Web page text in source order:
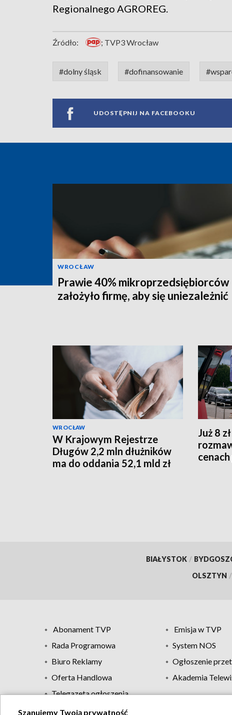
Regionalnego AGROREG.
Źródło: ; TVP3 Wrocław
#dolny śląsk #dofinansowanie
UDOSTĘPNIJ NA FACEBOOKU
WROCŁAW
Prawie 40% mikroprzedsiębiorców
założyło firmę, aby się uniezależnić
WROCŁAW
W Krajowym Rejestrze
Długów 2,2 mln dłużników
ma do oddania 52,1 mld zł
Już 8
BIAŁYSTOK /
OLSZTYN /
Abonament TVP Emisja w TVP
Rada Programowa
System NOS
Biuro Reklamy
Ogłoszenie
Oferta Handlowa
Akademia
Telegazeta ogłoszenia
Szanujemy Twoją prywatność